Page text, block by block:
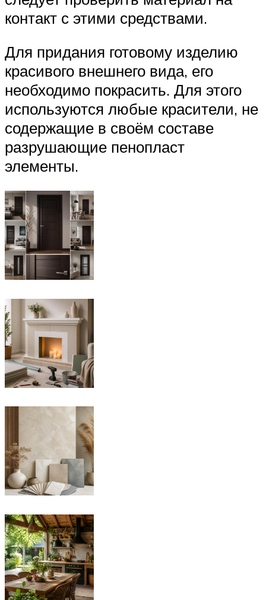
контакт с этими средствами.
Для придания готовому изделию
красивого внешнего вида, его
необходимо покрасить. Для этого
используются любые красители, не
содержащие в своём составе
разрушающие пенопласт
элементы.